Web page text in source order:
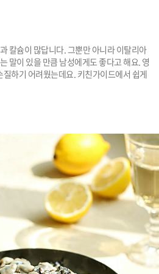
칼슘이 많답니다. 그뿐만 아니라 이탈리아
말이 있을 만큼 남성에게도 좋다고 해요. 영
하기 어려웠는데요. 키친가이드에서 쉽게